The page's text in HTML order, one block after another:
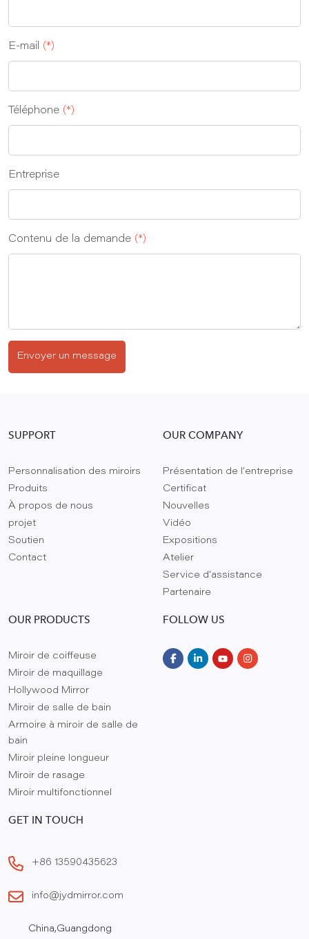
E-mail (*)
Téléphone (*)
Entreprise
Contenu de la demande (*)
Envoyer un message
SUPPORT
Personnalisation des miroirs
Produits
À propos de nous
projet
Soutien
Contact
OUR COMPANY
Présentation de l'entreprise
Certificat
Nouvelles
Vidéo
Expositions
Atelier
Service d'assistance
Partenaire
OUR PRODUCTS
Miroir de coiffeuse
Miroir de maquillage
Hollywood Mirror
Miroir de salle de bain
Armoire à miroir de salle de
bain
Miroir pleine longueur
Miroir de rasage
Miroir multifonctionnel
FOLLOW US
GET IN TOUCH
+86 13590435623
info@jydmirror.com
China,Guangdong